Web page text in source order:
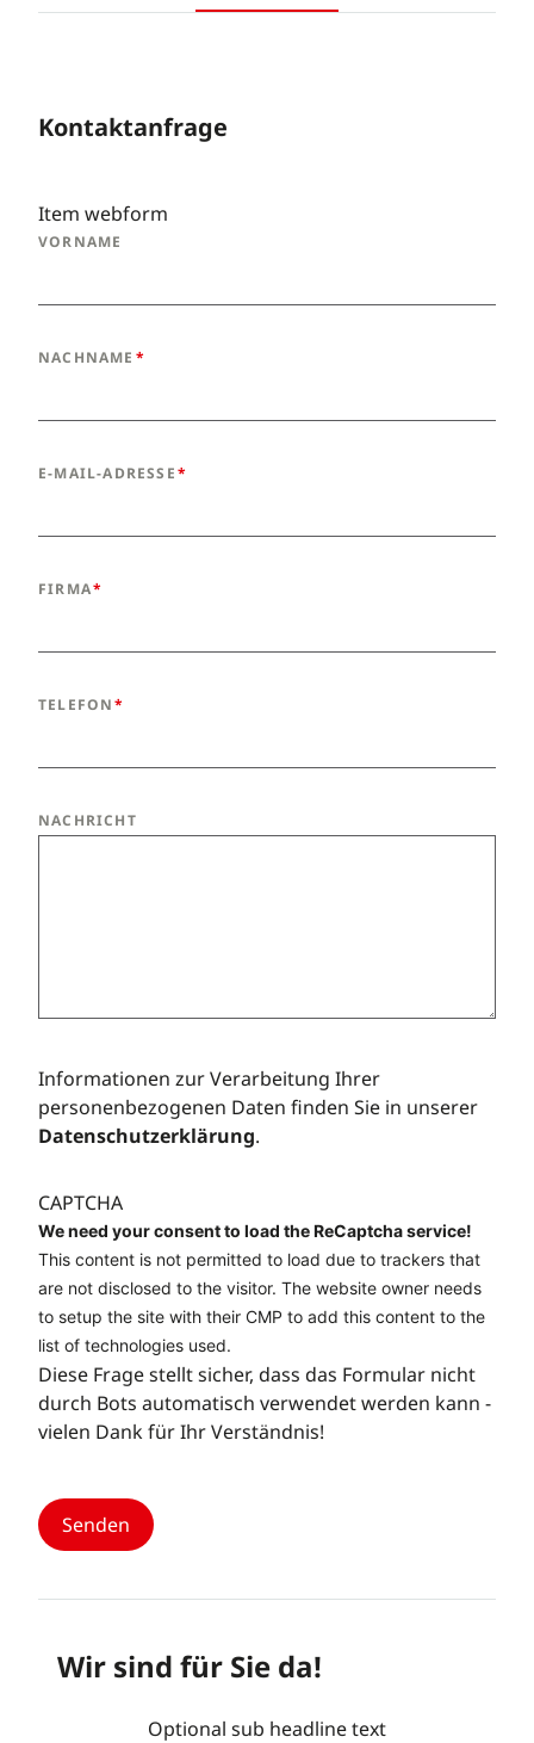
Kontaktanfrage
Item webform
VORNAME
NACHNAME
E-MAIL-ADRESSE
FIRMA
TELEFON
NACHRICHT
Informationen zur Verarbeitung Ihrer
personenbezogenen Daten finden Sie in unserer
Datenschutzerklärung.
CAPTCHA
We need your consent to load the ReCaptcha service!
This content is not permitted to load due to trackers that
are not disclosed to the visitor. The website owner needs
to setup the site with their CMP to add this content to the
list of technologies used.
Diese Frage stellt sicher, dass das Formular nicht
durch Bots automatisch verwendet werden kann -
vielen Dank für Ihr Verständnis!
Wir sind für Sie da!
Optional sub headline text